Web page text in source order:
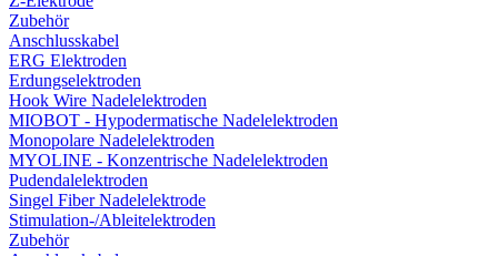
Zubehör
Anschlusskabel
ERG Elektroden
Erdungselektroden
Hook Wire Nadelelektroden
MIOBOT - Hypodermatische Nadelelektroden
Monopolare Nadelelektroden
MYOLINE - Konzentrische Nadelelektroden
Pudendalelektroden
Singel Fiber Nadelelektrode
Stimulation-/Ableitelektroden
Zubehör